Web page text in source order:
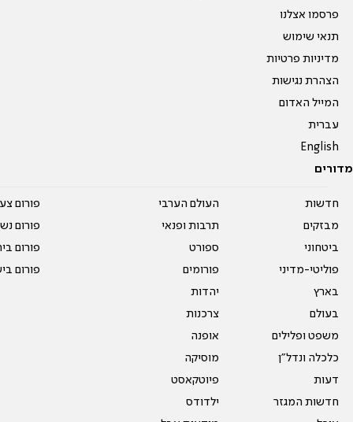
פרסמו אצלנו
תנאי שימוש
מדיניות פרטיות
הצהרת נגישות
המייל האדום
עברית
English
מדורים
חדשות
מבזקים
ביטחוני
פוליטי-מדיני
בארץ
בעולם
משפט ופלילים
כלכלה ונדל"ן
דעות
חדשות המגזר
העולם הערבי
תרבות ופנאי
ספורט
פורומים
יהדות
צרכנות
אופנה
מוסיקה
פיוטקאסט
ילדודס
פורום
פורום
פורום
פורום